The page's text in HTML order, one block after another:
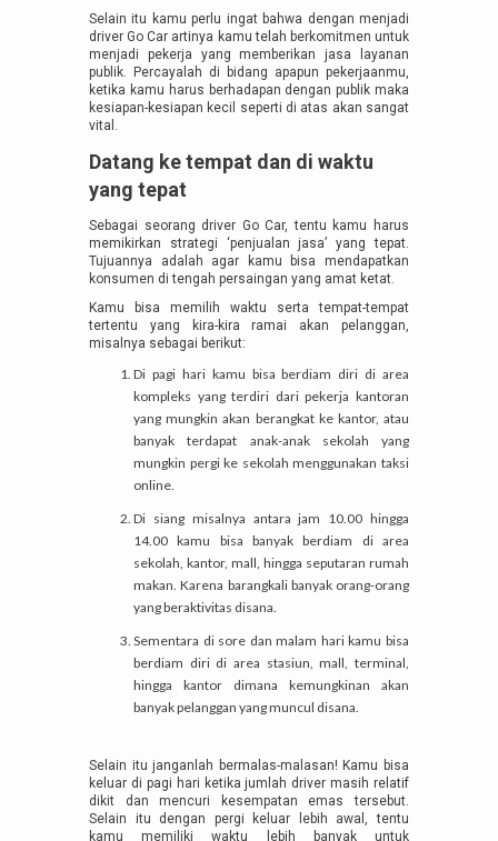
Selain itu kamu perlu ingat bahwa dengan menjadi
driver Go Car artinya kamu telah berkomitmen untuk
menjadi pekerja yang memberikan jasa layanan
publik. Percayalah di bidang apapun pekerjaanmu,
ketika kamu harus berhadapan dengan publik maka
kesiapan-kesiapan kecil seperti di atas akan sangat
vital.
Datang ke tempat dan di waktu
yang tepat
Sebagai seorang driver Go Car, tentu kamu harus
memikirkan strategi ‘penjualan jasa’ yang tepat.
Tujuannya adalah agar kamu bisa mendapatkan
konsumen di tengah persaingan yang amat ketat.
Kamu bisa memilih waktu serta tempat-tempat
tertentu yang kira-kira ramai akan pelanggan,
misalnya sebagai berikut:
Di pagi hari kamu bisa berdiam diri di area
kompleks yang terdiri dari pekerja kantoran
yang mungkin akan berangkat ke kantor, atau
banyak terdapat anak-anak sekolah yang
mungkin pergi ke sekolah menggunakan taksi
online.
Di siang misalnya antara jam 10.00 hingga
14.00 kamu bisa banyak berdiam di area
sekolah, kantor, mall, hingga seputaran rumah
makan. Karena barangkali banyak orang-orang
yang beraktivitas disana.
Sementara di sore dan malam hari kamu bisa
berdiam diri di area stasiun, mall, terminal,
hingga kantor dimana kemungkinan akan
banyak pelanggan yang muncul disana.
Selain itu janganlah bermalas-malasan! Kamu bisa
keluar di pagi hari ketika jumlah driver masih relatif
dikit dan mencuri kesempatan emas tersebut.
Selain itu dengan pergi keluar lebih awal, tentu
kamu memiliki waktu lebih banyak untuk